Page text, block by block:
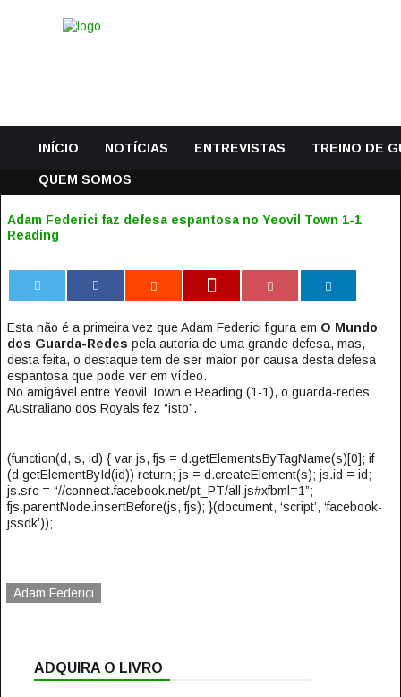
INÍCIO NOTÍCIAS ENTREVISTAS TREINO DE
QUEM SOMOS
Adam Federici faz defesa espantosa no Yeovil Town 1-1
Reading
Esta não é a primeira vez que Adam Federici figura em O Mundo
dos Guarda-Redes pela autoria de uma grande defesa, mas,
desta feita, o destaque tem de ser maior por causa desta defesa
espantosa que pode ver em vídeo.
No amigável entre Yeovil Town e Reading (1-1), o guarda-redes
Australiano dos Royals fez “isto”.
(function(d, s, id) { var js, fjs = d.getElementsByTagName(s)[0]; if
(d.getElementById(id)) return; js = d.createElement(s); js.id = id;
js.src = “//connect.facebook.net/pt_PT/all.js#xfbml=1”;
fjs.parentNode.insertBefore(js, fjs); }(document, ‘script’, ‘facebook-
jssdk’));
Adam Federici
ADQUIRA O LIVRO